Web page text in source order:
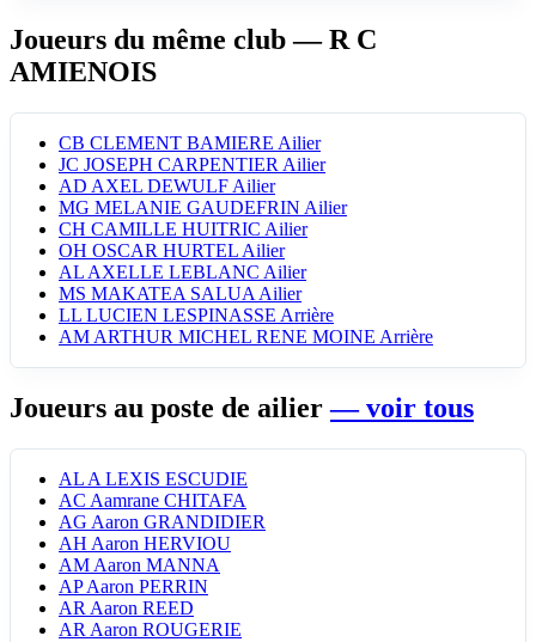
Joueurs du même club— R C
AMIENOIS
CB CLEMENT BAMIERE Ailier
JC JOSEPH CARPENTIER Ailier
AD AXEL DEWULF Ailier
MG MELANIE GAUDEFRIN Ailier
CH CAMILLE HUITRIC Ailier
OH OSCAR HURTEL Ailier
AL AXELLE LEBLANC Ailier
MS MAKATEA SALUA Ailier
LL LUCIEN LESPINASSE Arrière
AM ARTHUR MICHEL RENE MOINE Arrière
Joueurs au poste de ailier— voir tous
AL A LEXIS ESCUDIE
AC Aamrane CHITAFA
AG Aaron GRANDIDIER
AH Aaron HERVIOU
AM Aaron MANNA
AP Aaron PERRIN
AR Aaron REED
AR Aaron ROUGERIE